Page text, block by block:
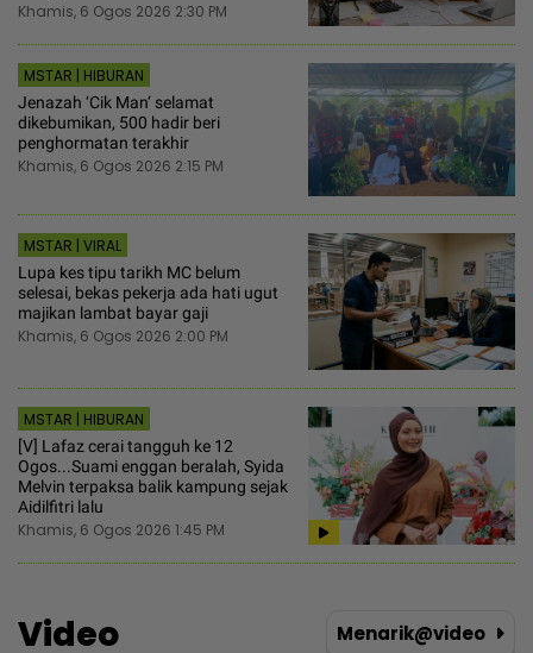
Khamis, 6 Ogos 2026 2:30 PM
MSTAR | HIBURAN
Jenazah ‘Cik Man‘ selamat
dikebumikan, 500 hadir beri
penghormatan terakhir
Khamis, 6 Ogos 2026 2:15 PM
MSTAR | VIRAL
Lupa kes tipu tarikh MC belum
selesai, bekas pekerja ada hati ugut
majikan lambat bayar gaji
Khamis, 6 Ogos 2026 2:00 PM
MSTAR | HIBURAN
[V] Lafaz cerai tangguh ke 12
Ogos...Suami enggan beralah, Syida
Melvin terpaksa balik kampung sejak
Aidilfitri lalu
Khamis, 6 Ogos 2026 1:45 PM
Video Menarik@video